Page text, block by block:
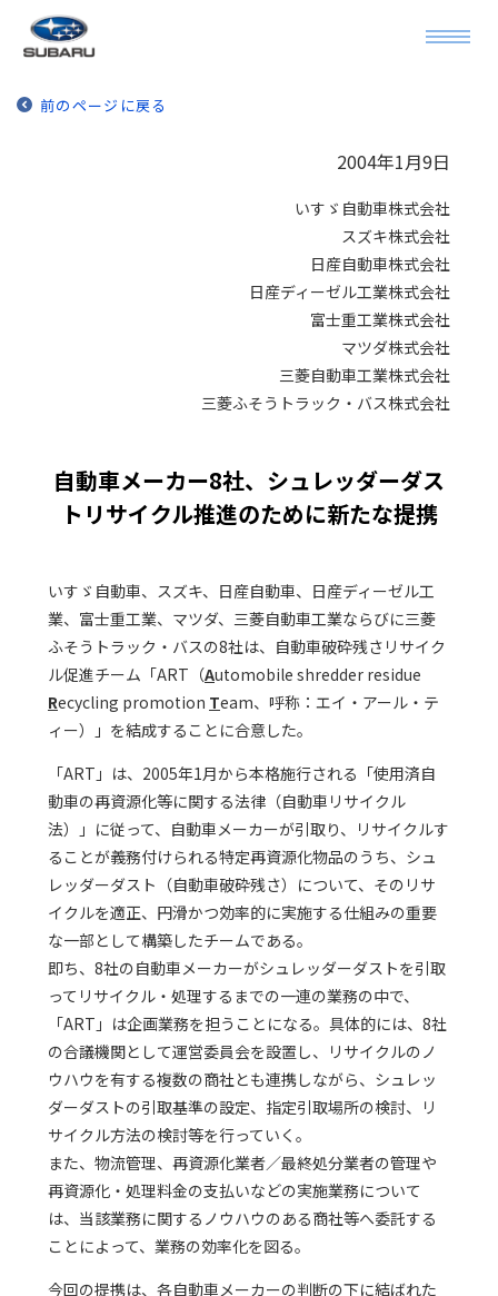
前のページに戻る
2004年1月9日
いすゞ自動車株式会社
スズキ株式会社
日産自動車株式会社
日産ディーゼル工業株式会社
富士重工業株式会社
マツダ株式会社
三菱自動車工業株式会社
三菱ふそうトラック・バス株式会社
自動車メーカー8社、シュレッダーダス
トリサイクル推進のために新たな提携
いすゞ自動車、スズキ、日産自動車、日産ディーゼル工
業、富士重工業、マツダ、三菱自動車工業ならびに三菱
ふそうトラック・バスの8社は、自動車破砕残さリサイク
ル促進チーム「ART（Automobile shredder residue
Recycling promotion Team、呼称：エイ・アール・テ
ィー）」を結成することに合意した。
「ART」は、2005年1月から本格施行される「使用済自
動車の再資源化等に関する法律（自動車リサイクル
法）」に従って、自動車メーカーが引取り、リサイクルす
ることが義務付けられる特定再資源化物品のうち、シュ
レッダーダスト（自動車破砕残さ）について、そのリサ
イクルを適正、円滑かつ効率的に実施する仕組みの重要
な一部として構築したチームである。
即ち、8社の自動車メーカーがシュレッダーダストを引取
ってリサイクル・処理するまでの一連の業務の中で、
「ART」は企画業務を担うことになる。具体的には、8社
の合議機関として運営委員会を設置し、リサイクルのノ
ウハウを有する複数の商社とも連携しながら、シュレッ
ダーダストの引取基準の設定、指定引取場所の検討、リ
サイクル方法の検討等を行っていく。
また、物流管理、再資源化業者／最終処分業者の管理や
再資源化・処理料金の支払いなどの実施業務について
は、当該業務に関するノウハウのある商社等へ委託する
ことによって、業務の効率化を図る。
今回の提携は、各自動車メーカーの判断の下に結ばれた